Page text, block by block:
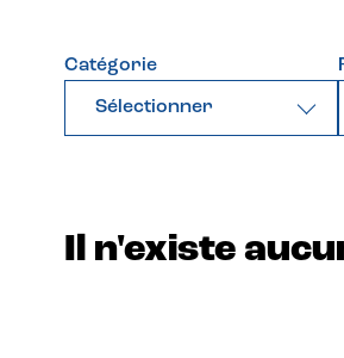
Catégorie
Sélectionner
Il n'existe